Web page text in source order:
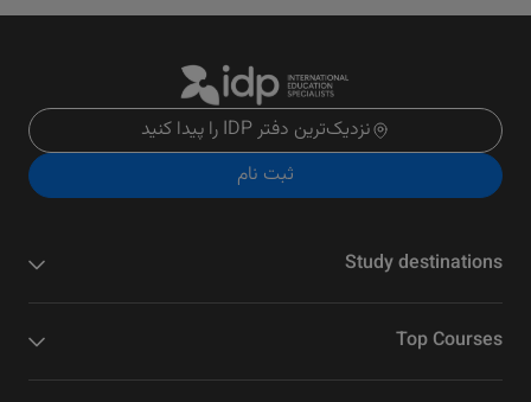
نزدیک‌ترین دفتر IDP را پیدا کنید
ثبت نام
Study destinations
Top Courses